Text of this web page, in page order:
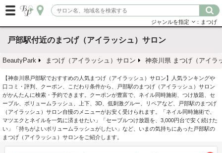
ジャンルを指定 ：まつげ
戸部駅付近のまつげ（アイラッシュ）サロン
BeautyPark まつげ（アイラッシュ）サロン 神奈川県 まつげ（アイラ
【神奈川県戸部駅でおすすめの人気まつげ（アイラッシュ）サロン】人気ランキングや
口コミ・評判、クーポン、こだわり条件から、戸部駅のまつげ（アイラッシュ）サロン
がかんたんに検索・予約できます。クーポンが豊富で、ネイル同時施術、つけ放題、セ
ーブル、ボリュームラッシュ、上下、3D、低刺激グルー、リペアなど、戸部駅のまつげ
（アイラッシュ）サロン自慢のメニューがお安く受けられます。「ネイル同時施術で、
マツエクとネイルを一気に済ませたい」「セーブルつけ放題を、3,000円台で安く続けた
い」「持ちがよいボリュームラッシュがしたい」など、いまの気持ちにあった戸部駅の
まつげ（アイラッシュ）サロンをご紹介します。